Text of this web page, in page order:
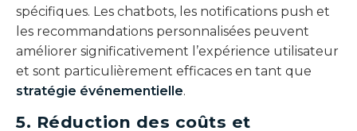
spécifiques. Les chatbots, les notifications push et
les recommandations personnalisées peuvent
améliorer significativement l’expérience utilisateur
et sont particulièrement efficaces en tant que
stratégie événementielle.
5. Réduction des coûts et